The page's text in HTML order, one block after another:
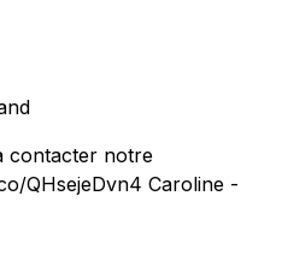
contacter notre
QHsejeDvn4 Caroline -